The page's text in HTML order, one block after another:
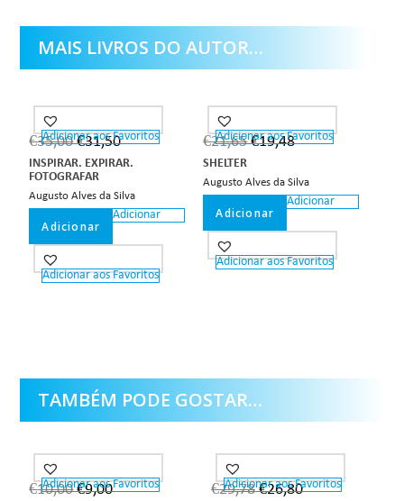
MAIS LIVROS DO AUTOR…
Adicionar aos Favoritos
€35,00 €31,50
INSPIRAR. EXPIRAR.
FOTOGRAFAR
Augusto Alves da Silva
Adicionar
Adicionar
Adicionar aos Favoritos
Adicionar aos Favoritos
€21,65 €19,48
SHELTER
Augusto Alves da Silva
Adicionar
Adicionar
Adicionar aos Favoritos
TAMBÉM PODE GOSTAR…
Adicionar aos Favoritos
€10,00 €9,00 Adicionar aos Favoritos
€29,78 €26,80